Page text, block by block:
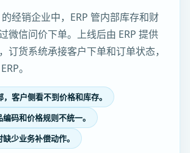
经销企业中，ERP 管内部库存和财
微信问价下单。上线后由 ERP 提供
订货系统承接客户下单和订单状态，
。
，客户侧看不到价格和库存。
码和价格规则不统一。
少业务补偿动作。